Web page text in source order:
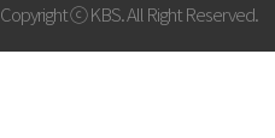
Copyright ⓒ KBS. All Right Reserved.